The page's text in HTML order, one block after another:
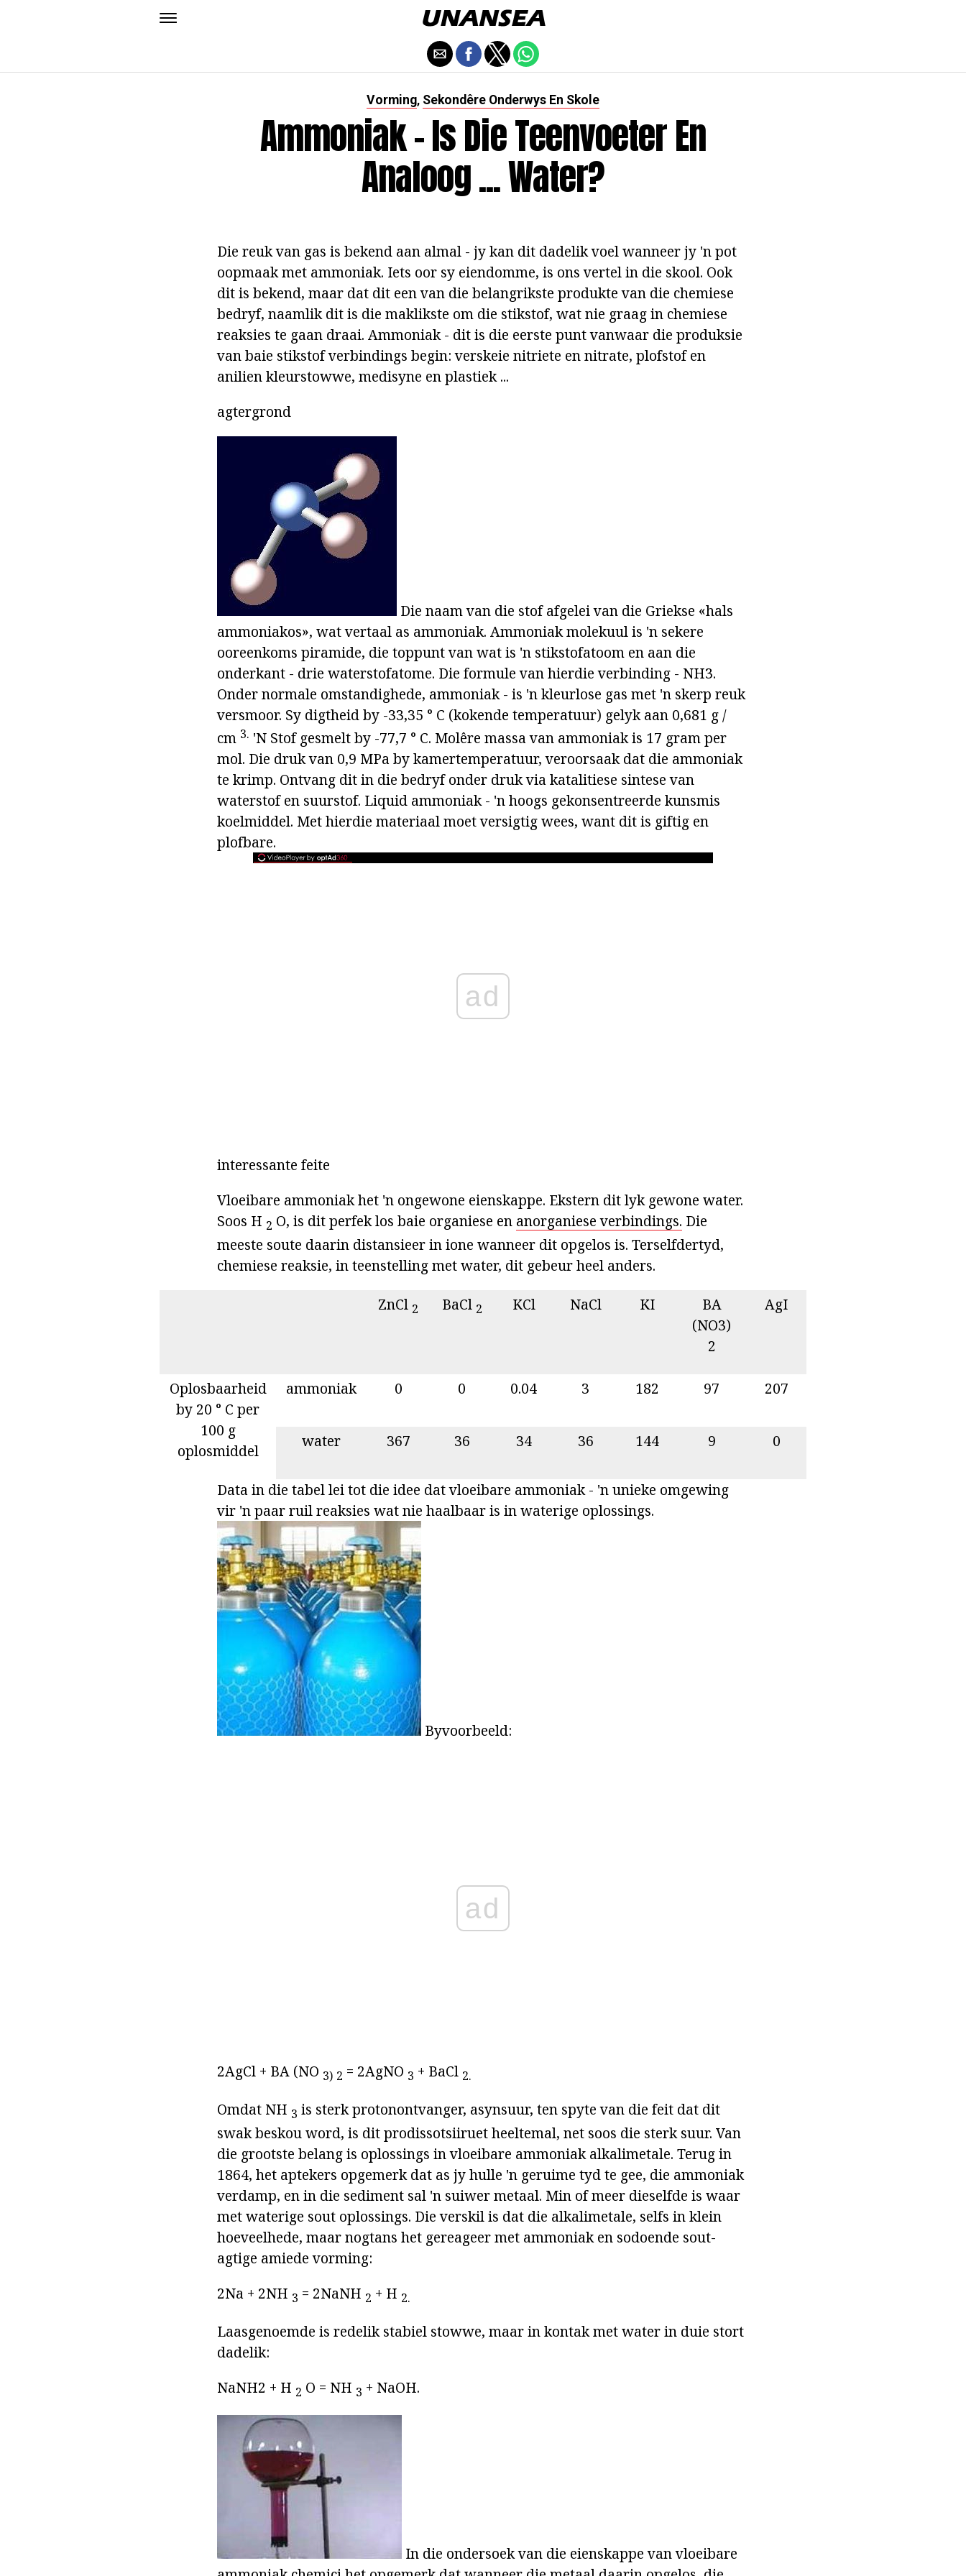
Vorming, Sekondêre Onderwys En Skole
Ammoniak - Is Die Teenvoeter En
Analoog ... Water?
Die reuk van gas is bekend aan almal - jy kan dit dadelik voel wanneer jy 'n pot
oopmaak met ammoniak. Iets oor sy eiendomme, is ons vertel in die skool. Ook
dit is bekend, maar dat dit een van die belangrikste produkte van die chemiese
bedryf, naamlik dit is die maklikste om die stikstof, wat nie graag in chemiese
reaksies te gaan draai. Ammoniak - dit is die eerste punt vanwaar die produksie
van baie stikstof verbindings begin: verskeie nitriete en nitrate, plofstof en
anilien kleurstowwe, medisyne en plastiek ...
agtergrond
Die naam van die stof afgelei van die Griekse «hals
ammoniakos», wat vertaal as ammoniak. Ammoniak molekuul is 'n sekere
ooreenkoms piramide, die toppunt van wat is 'n stikstofatoom en aan die
onderkant - drie waterstofatome. Die formule van hierdie verbinding - NH3.
Onder normale omstandighede, ammoniak - is 'n kleurlose gas met 'n skerp reuk
versmoor. Sy digtheid by -33,35 ° C (kokende temperatuur) gelyk aan 0,681 g /
cm 3. 'N Stof gesmelt by -77,7 ° C. Molêre massa van ammoniak is 17 gram per
mol. Die druk van 0,9 MPa by kamertemperatuur, veroorsaak dat die ammoniak
te krimp. Ontvang dit in die bedryf onder druk via katalitiese sintese van
waterstof en suurstof. Liquid ammoniak - 'n hoogs gekonsentreerde kunsmis
koelmiddel. Met hierdie materiaal moet versigtig wees, want dit is giftig en
plofbare.
ad
interessante feite
Vloeibare ammoniak het 'n ongewone eienskappe. Ekstern dit lyk gewone water.
Soos H 2 O, is dit perfek los baie organiese en anorganiese verbindings. Die
meeste soute daarin distansieer in ione wanneer dit opgelos is. Terselfdertyd,
chemiese reaksie, in teenstelling met water, dit gebeur heel anders.
ZnCl 2 BaCl 2 KCl NaCl KI
BA
(NO3)
2
AgI
Oplosbaarheid
by 20 ° C per
100 g
oplosmiddel
ammoniak 0 0 0.04 3 182 97 207
water 367 36 34 36 144 9 0
Data in die tabel lei tot die idee dat vloeibare ammoniak - 'n unieke omgewing
vir 'n paar ruil reaksies wat nie haalbaar is in waterige oplossings.
Byvoorbeeld:
ad
2AgCl + BA (NO 3) 2 = 2AgNO 3 + BaCl 2.
Omdat NH 3 is sterk protonontvanger, asynsuur, ten spyte van die feit dat dit
swak beskou word, is dit prodissotsiiruet heeltemal, net soos die sterk suur. Van
die grootste belang is oplossings in vloeibare ammoniak alkalimetale. Terug in
1864, het aptekers opgemerk dat as jy hulle 'n geruime tyd te gee, die ammoniak
verdamp, en in die sediment sal 'n suiwer metaal. Min of meer dieselfde is waar
met waterige sout oplossings. Die verskil is dat die alkalimetale, selfs in klein
hoeveelhede, maar nogtans het gereageer met ammoniak en sodoende sout-
agtige amiede vorming:
2Na + 2NH 3 = 2NaNH 2 + H 2.
Laasgenoemde is redelik stabiel stowwe, maar in kontak met water in duie stort
dadelik:
NaNH2 + H 2 O = NH 3 + NaOH.
In die ondersoek van die eienskappe van vloeibare